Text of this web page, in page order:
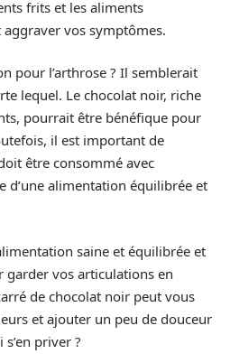
frits et les aliments
vos symptômes.
pour l’arthrose ? Il semblerait
lequel. Le chocolat noir, riche
pourrait être bénéfique pour
il est important de
être consommé avec
d’une alimentation équilibrée et
saine et équilibrée et
garder vos articulations en
de chocolat noir peut vous
et ajouter un peu de douceur
priver ?